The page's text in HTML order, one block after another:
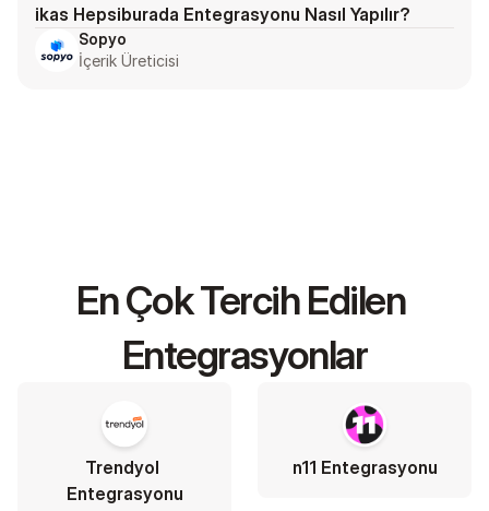
ikas Hepsiburada Entegrasyonu Nasıl Yapılır?
Sopyo
İçerik Üreticisi
En Çok Tercih Edilen
Entegrasyonlar
Trendyol
Entegrasyonu
n11 Entegrasyonu